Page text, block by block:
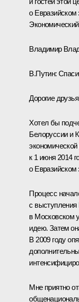
о
Владимир
В.Путин:
Дорогие
Хотел бы
Белоруссии и
к 1 июня 2014
о Евразийском
Процесс
с
в Московском
идею. Затем
В 2009 году
Мне приятно